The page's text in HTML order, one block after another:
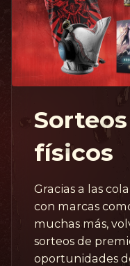
físicos
Gracias a las
con marcas
muchas más,
sorteos de
oportunidades